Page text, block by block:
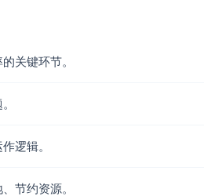
工具（如Slack或Microsoft Teams），
满意度），识别薄弱环节并做出调整。
关键环节。
逻辑。
节约资源。